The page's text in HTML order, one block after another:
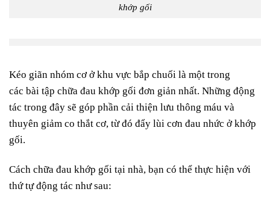
khớp gối
Kéo giãn nhóm cơ ở khu vực bắp chuối là một trong
các bài tập chữa đau khớp gối đơn giản nhất. Những động
tác trong đây sẽ góp phần cải thiện lưu thông máu và
thuyên giảm co thắt cơ, từ đó đẩy lùi cơn đau nhức ở khớp
gối.
Cách chữa đau khớp gối tại nhà, bạn có thể thực hiện với
thứ tự động tác như sau: